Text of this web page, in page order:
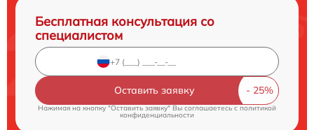
Бесплатная консультация со
специалистом
Оставить заявку
Нажимая на кнопку "Оставить заявку" Вы соглашаетесь cполитикой
конфиденциальности